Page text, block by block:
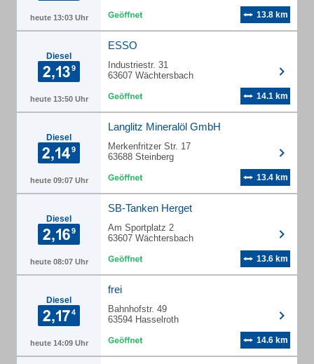
heute 13:03 Uhr 13.8 km
Diesel
heute 13:50 Uhr
ESSO
Industriestr. 31
63607 Wächtersbach
14.1 km
Diesel
heute 09:07 Uhr
Langlitz Mineralöl GmbH
Merkenfritzer Str. 17
63688 Steinberg
13.4 km
Diesel
heute 08:07 Uhr
SB-Tanken Herget
Am Sportplatz 2
63607 Wächtersbach
13.6 km
Diesel
heute 14:09 Uhr
frei
Bahnhofstr. 49
63594 Hasselroth
14.6 km